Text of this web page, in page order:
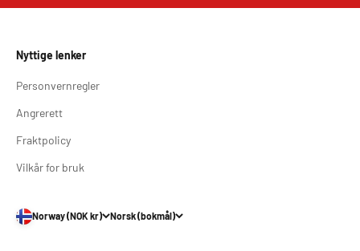
Nyttige lenker
Personvernregler
Angrerett
Fraktpolicy
Vilkår for bruk
Norway (NOK kr) Norsk (bokmål)